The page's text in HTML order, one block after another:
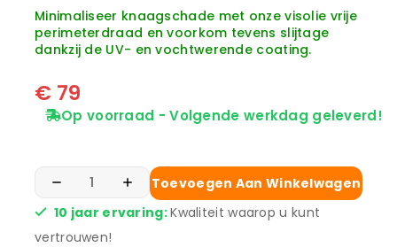
Minimaliseer knaagschade met onze visolie vrije
perimeterdraad en voorkom tevens slijtage
dankzij de UV- en vochtwerende coating.
€ 79
Op voorraad - Volgende werkdag geleverd!
Toevoegen Aan Winkelwagen
10 jaar ervaring:Kwaliteit waarop u kunt
vertrouwen!